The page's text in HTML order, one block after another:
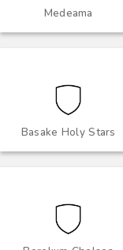
Medeama
Basake Holy Stars